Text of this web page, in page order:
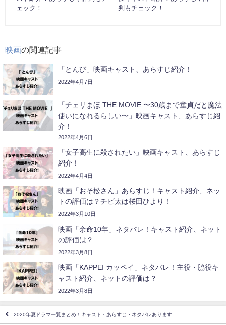
ェック！
判もチェック！
映画の関連記事
「とんび」映画キャスト、あらすじ紹介！
2022年4月7日
「チェリまほ THE MOVIE 〜30歳まで童貞だと魔法
使いになれるらしい〜」映画キャスト、あらすじ紹
介！
2022年4月6日
「女子高生に殺されたい」映画キャスト、あらすじ
紹介！
2022年4月4日
映画「おそ松さん」あらすじ！キャスト紹介、ネッ
トの評価は？チビ太は桜田ひより！
2022年3月10日
映画「余命10年」ネタバレ！キャスト紹介、ネット
の評価は？
2022年3月8日
映画「KAPPEI カッペイ」ネタバレ！主役・脇役キ
ャスト紹介、ネットの評価は？
2022年3月8日
2020年夏ドラマ一覧まとめ！キャスト・あらすじ・ネタバレあります